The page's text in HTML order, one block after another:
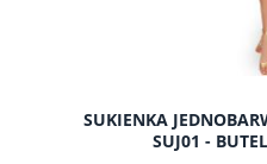
SUKIENKA
SUJ01 -